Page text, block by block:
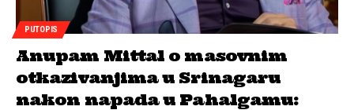
PUTOPIS
Anupam Mittal o masovnim
otkazivanjima u Srinagaru
nakon napada u Pahalgamu: